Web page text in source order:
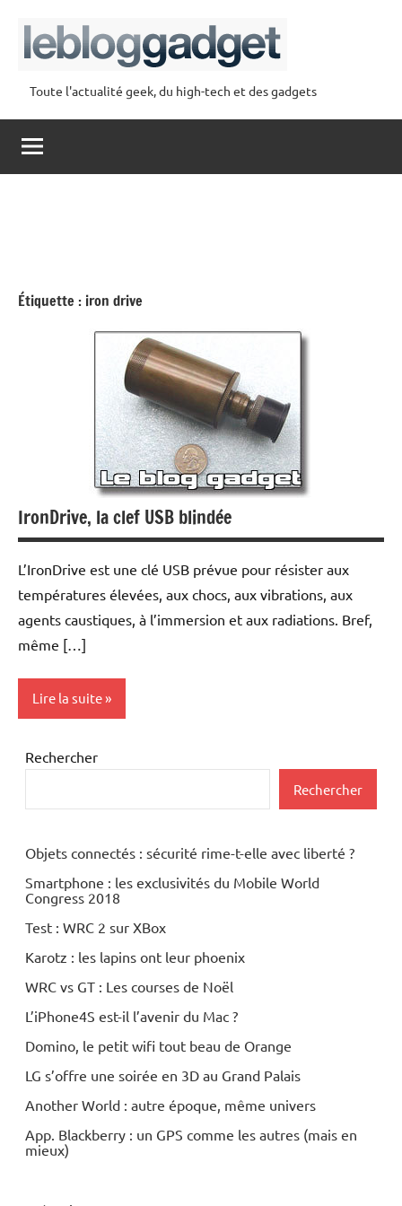
contenu
lebloggadget
Toute l'actualité geek, du high-tech et des gadgets
Étiquette : iron drive
IronDrive, la clef USB blindée
L’IronDrive est une clé USB prévue pour résister aux
températures élevées, aux chocs, aux vibrations, aux
agents caustiques, à l’immersion et aux radiations. Bref,
même […]
Lire la suite
Periphériques
Rechercher
Rechercher
Objets connectés : sécurité rime-t-elle avec liberté ?
Smartphone : les exclusivités du Mobile World
Congress 2018
Test : WRC 2 sur XBox
Karotz : les lapins ont leur phoenix
WRC vs GT : Les courses de Noël
L’iPhone4S est-il l’avenir du Mac ?
Domino, le petit wifi tout beau de Orange
LG s’offre une soirée en 3D au Grand Palais
Another World : autre époque, même univers
App. Blackberry : un GPS comme les autres (mais en
mieux)